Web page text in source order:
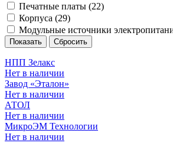
Печатные платы (22)
Корпуса (29)
Модульные источники
НПП Зелакс
Нет в наличии
Завод «Эталон»
Нет в наличии
АТОЛ
Нет в наличии
МикроЭМ Технологии
Нет в наличии